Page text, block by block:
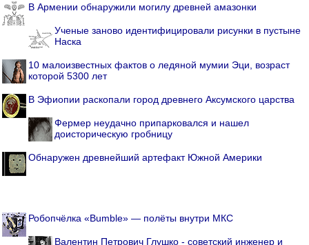
В Армении обнаружили могилу древней амазонки
Ученые заново идентифицировали рисунки в пустыне
Наска
10 малоизвестных фактов о ледяной мумии Эци, возраст
которой 5300 лет
В Эфиопии раскопали город древнего Аксумского царства
Фермер неудачно припарковался и нашел
доисторическую гробницу
Обнаружен древнейший артефакт Южной Америки
Робопчёлка «Bumble» — полёты внутри МКС
Валентин Петрович Глушко - советский инженер и